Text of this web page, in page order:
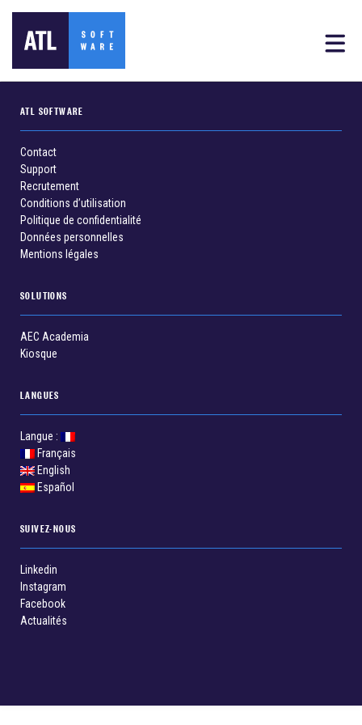
ATL SOFTWARE
Contact
Support
Recrutement
Conditions d’utilisation
Politique de confidentialité
Données personnelles
Mentions légales
SOLUTIONS
AEC Academia
Kiosque
LANGUES
Langue :
Français
English
Español
SUIVEZ-NOUS
Linkedin
Instagram
Facebook
Actualités